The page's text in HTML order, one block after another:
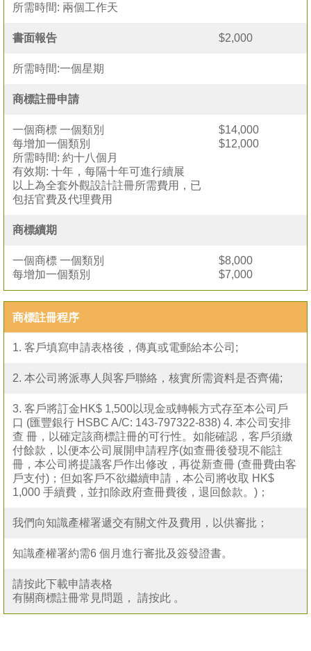
所需時間: 兩個工作天
書面報告 $2,000
所需時間:一個星期
商標註冊申請
一個商標 一個類別
每增加一個類別
所需時間: 約十八個月
有效期: 十年，每隔十年可進行續展
以上為全套外觀設計註冊所需費用，已
包括官費及代理費用
$14,000
$12,000
商標續期
一個商標 一個類別
每增加一個類別
$8,000
$7,000
商標註冊程序
1. 客戶填寫申請表格後，傳真或電郵給本公司;
2. 本公司將派專人與客戶聯絡，核實所需資料是否齊備;
3. 客戶將訂金HK$ 1,500以現金或轉帳方式存至本公司戶
口 (匯豐銀行 HSBC A/C: 143-797322-838) 4. 本公司安排
查 冊，以確定該商標註冊的可行性。如能確認，客戶須繳
付餘款，以便本公司展開申請程序(如查冊後發現不能註
冊，本公司將提議客戶作出修改，再從新查冊 (查冊費由客
戶支付)；但如客戶不欲繼續申請，本公司將收取 HK$
1,000 手續費，並扣除政府查冊費後，退回餘款。)；
我們向知識產權署遞交有關文件及費用，以供審批；
知識產權署約需6 個月進行審批及簽發證書。
請按此下載申請表格
有關商標註冊常見問題， 請按此 。